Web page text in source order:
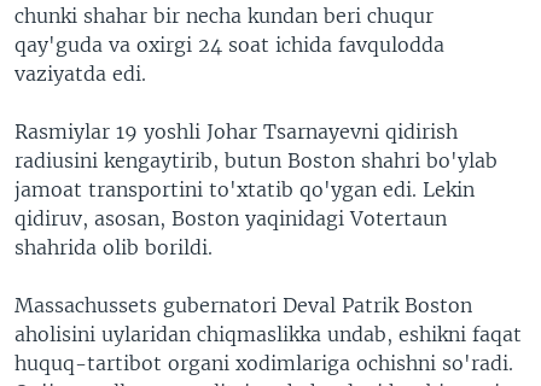
chunki shahar bir necha kundan beri chuqur
qay'guda va oxirgi 24 soat ichida favqulodda
vaziyatda edi.
Rasmiylar 19 yoshli Johar Tsarnayevni qidirish
radiusini kengaytirib, butun Boston shahri bo'ylab
jamoat transportini to'xtatib qo'ygan edi. Lekin
qidiruv, asosan, Boston yaqinidagi Votertaun
shahrida olib borildi.
Massachussets gubernatori Deval Patrik Boston
aholisini uylaridan chiqmaslikka undab, eshikni faqat
huquq-tartibot organi xodimlariga ochishni so'radi.